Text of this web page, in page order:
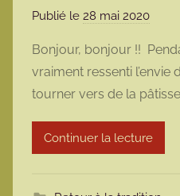
Publié le 28 mai 2020
m
a
r
m
Bonjour, bonjour !!
vraiment ressenti l’envie
tourner vers de la
Continuer la lecture